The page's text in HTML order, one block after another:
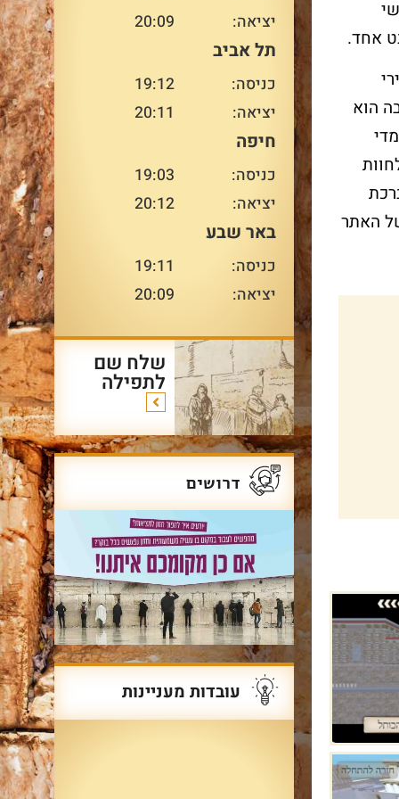
אחד.
הוא
האתר
למשפחה ומדור לדור – בדיוק
במקום המשמעותי ביותר
עבורו.
עוד על שרשרת הדורות
יציאה:
20:09
תל אביב
כניסה:
19:12
יציאה:
20:11
חיפה
כניסה:
19:03
יציאה:
20:12
באר שבע
כניסה:
19:11
יציאה:
20:09
שלח שם
לתפילה
דרושים
עובדות מעניינות